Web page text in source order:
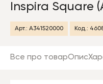
Inspira Square
Арт.: A341520000 Код.:
Все про товарОпис